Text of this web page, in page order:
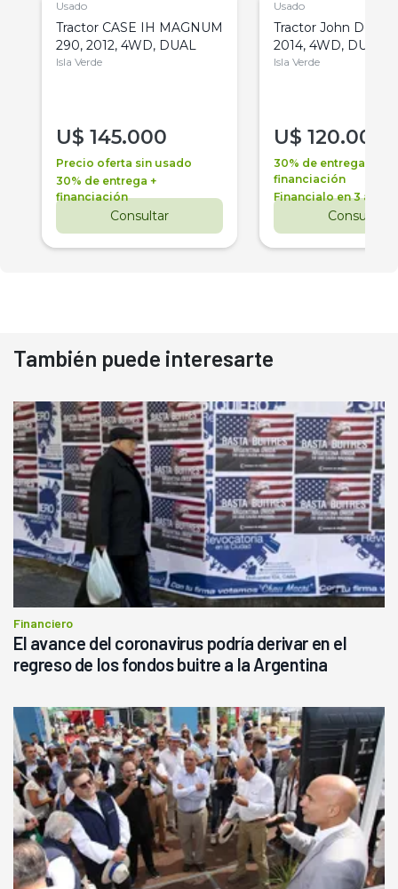
Usado
Tractor CASE IH MAGNUM
290, 2012, 4WD, DUAL
Isla Verde
U$ 145.000
Precio oferta sin usado
30% de entrega +
financiación
Consultar
Usado
Tractor John Deere
2014, 4WD, DUAL
Isla Verde
U$ 120.000
30% de entrega +
financiación
Financialo en 3 años
Consultar
También puede interesarte
Financiero
El avance del coronavirus podría derivar en el
regreso de los fondos buitre a la Argentina